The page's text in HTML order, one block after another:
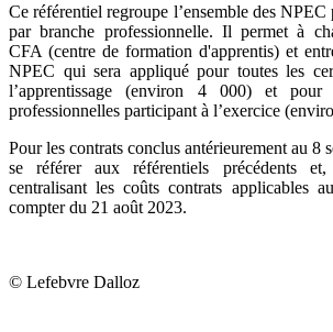
Ce référentiel regroupe l’ensemble des
par branche professionnelle. Il permet à
CFA (centre de formation d'apprentis) et
NPEC qui sera appliqué pour toutes les
l’apprentissage (environ 4 000) et pour
professionnelles participant à l’exercice
Pour les contrats conclus antérieurement au 8
se référer aux référentiels précédents
centralisant les coûts contrats applicables
compter du 21 août 2023.
© Lefebvre Dalloz